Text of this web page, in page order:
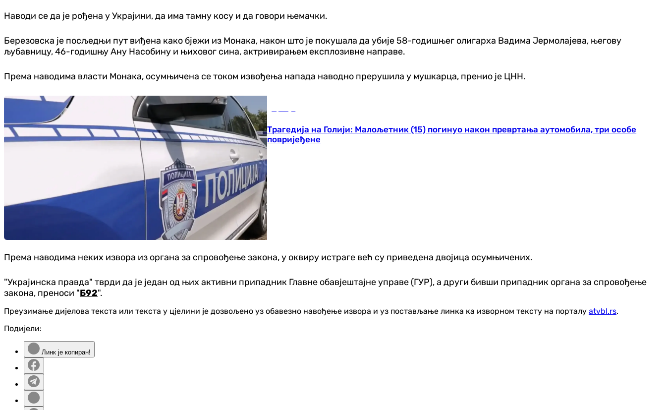
Наводи се да је рођена у Украјини, да има тамну косу и да говори њемачки.
Березовска је посљедњи пут виђена како бјежи из Монака, након што је покушала да убије 58-годишњег олигарха Вадима Јермолајева, његову
љубавницу, 46-годишњу Ану Насобину и њиховог сина, актривирањем експлозивне направе.
Према наводима власти Монака, осумњичена се током извођења напада наводно прерушила у мушкарца, пренио је ЦНН.
Трагедија на Голији: Малољетник (15) погинуо након превртања аутомобила, три особе
повријеђене
Према наводима неких извора из органа за спровођење закона, у оквиру истраге већ су приведена двојица осумњичених.
"Украјинска правда" тврди да је један од њих активни припадник Главне обавјештајне управе (ГУР), а други бивши припадник органа за спровођење
закона, преноси "Б92".
Преузимање дијелова текста или текста у цјелини је дозвољено уз обавезно навођење извора и уз постављање линка ка изворном тексту на порталу atvbl.rs.
Подијели:
Линк је копиран!